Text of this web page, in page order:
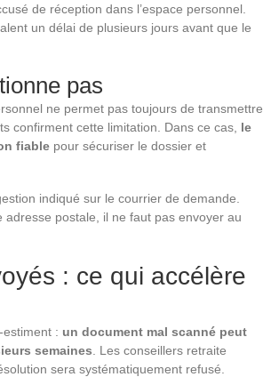
de réception dans l’espace personnel.
un délai de plusieurs jours avant que le
pas
ne permet pas toujours de transmettre
confirment cette limitation. Dans ce cas, le
fiable pour sécuriser le dossier et
indiqué sur le courrier de demande.
postale, il ne faut pas envoyer au
: ce qui accélère
estiment : un document mal scanné peut
semaines . Les conseillers retraite
sera systématiquement refusé.